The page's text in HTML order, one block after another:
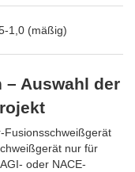
1,0 (mäßig)
– Auswahl der
Fusionsschweißgerät
nur für
oder NACE-